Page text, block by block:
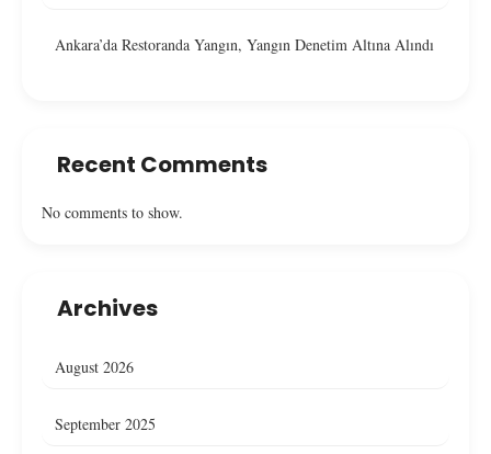
Ankara’da Restoranda Yangın, Yangın Denetim Altına Alındı
Recent Comments
No comments to show.
Archives
August 2026
September 2025